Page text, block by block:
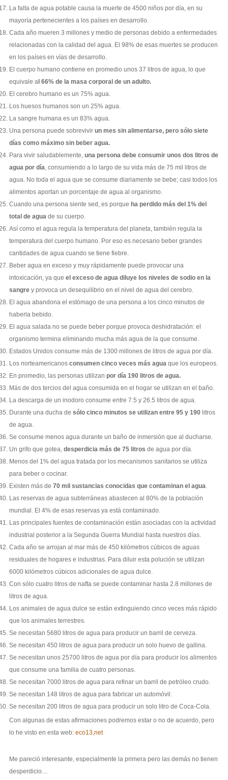
La falta de agua potable causa la muerte de 4500 niños por día, en su
mayoría pertenecientes a los países en desarrollo.
Cada año mueren 3 millones y medio de personas debido a enfermedades
relacionadas con la calidad del agua. El 98% de esas muertes se producen
en los países en vías de desarrollo.
El cuerpo humano contiene en promedio unos 37 litros de agua, lo que
equivale al 66% de la masa corporal de un adulto.
El cerebro humano es un 75% agua.
Los huesos humanos son un 25% agua.
La sangre humana es un 83% agua.
Una persona puede sobrevivir un mes sin alimentarse, pero sólo siete
días como máximo sin beber agua.
Para vivir saludablemente, una persona debe consumir unos dos litros de
agua por día , consumiendo a lo largo de su vida más de 75 mil litros de
agua. No toda el agua que se consume diariamente se bebe; casi todos los
alimentos aportan un porcentaje de agua al organismo.
Cuando una persona siente sed, es porque ha perdido más del 1% del
total de agua de su cuerpo.
Así como el agua regula la temperatura del planeta, también regula la
temperatura del cuerpo humano. Por eso es necesario beber grandes
cantidades de agua cuando se tiene fiebre.
Beber agua en exceso y muy rápidamente puede provocar una
intoxicación, ya que el exceso de agua diluye los niveles de sodio en la
sangrey provoca un desequilibrio en el nivel de agua del cerebro.
El agua abandona el estómago de una persona a los cinco minutos de
haberla bebido.
El agua salada no se puede beber porque provoca deshidratación: el
organismo termina eliminando mucha más agua de la que consume.
Estados Unidos consume más de 1300 millones de litros de agua por día.
Los norteamericanos consumen cinco veces más agua que los europeos.
En promedio, las personas utilizan por día 190 litros de agua.
Más de dos tercios del agua consumida en el hogar se utilizan en el baño.
La descarga de un inodoro consume entre 7.5 y 26.5 litros de agua.
Durante una ducha de sólo cinco minutos se utilizan entre 95 y 190litros
de agua.
Se consume menos agua durante un baño de inmersión que al ducharse.
Un grifo que gotea, desperdicia más de 75 litros de agua por día.
Menos del 1% del agua tratada por los mecanismos sanitarios se utiliza
para beber o cocinar.
Existen más de 70 mil sustancias conocidas que contaminan el agua
Las reservas de agua subterráneas abastecen al 80% de la población
mundial. El 4% de esas reservas ya está contaminado.
Las principales fuentes de contaminación están asociadas con la actividad
industrial posterior a la Segunda Guerra Mundial hasta nuestros días.
Cada año se arrojan al mar más de 450 kilómetros cúbicos de aguas
residuales de hogares e industrias. Para diluir esta polución se utilizan
6000 kilómetros cúbicos adicionales de agua dulce.
Con sólo cuatro litros de nafta se puede contaminar hasta 2.8 millones de
litros de agua.
Los animales de agua dulce se están extinguiendo cinco veces más rápido
que los animales terrestres.
Se necesitan 5680 litros de agua para producir un barril de cerveza.
Se necesitan 450 litros de agua para producir un solo huevo de gallina.
Se necesitan unos 25700 litros de agua por día para producir los alimentos
que consume una familia de cuatro personas.
Se necesitan 7000 litros de agua para refinar un barril de petróleo crudo.
Se necesitan 148 litros de agua para fabricar un automóvil.
Se necesitan 200 litros de agua para producir un solo litro de Coca-Cola.
Con algunas de estas afirmaciones podremos estar o no de acuerdo, pero
lo he visto en esta web: eco13,net
Me pareció interesante, especialmente la primera pero las demás no tienen
desperdicio…